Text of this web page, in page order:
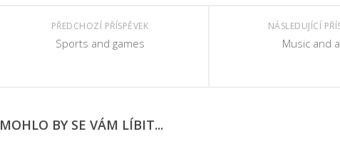
NÁSLEDUJÍCÍ
Music and
PŘEDCHOZÍ PŘÍSPĚVEK
Sports and games
MOHLO BY SE VÁM LÍBIT...